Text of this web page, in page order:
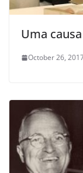
Uma
October 26,